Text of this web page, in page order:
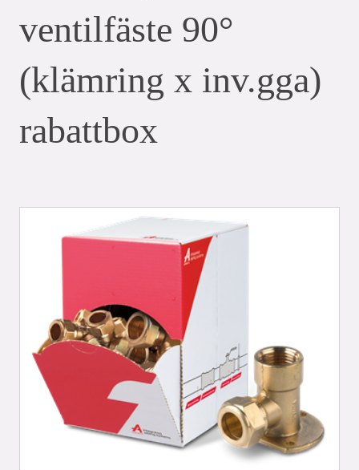
ventilfäste 90°
(klämring x inv.gga)
rabattbox